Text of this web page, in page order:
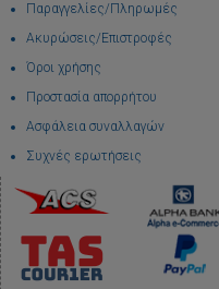
Παραγγελίες/Πληρωμές
Ακυρώσεις/Επιστροφές
Όροι χρήσης
Προστασία απορρήτου
Ασφάλεια συναλλαγών
Συχνές ερωτήσεις